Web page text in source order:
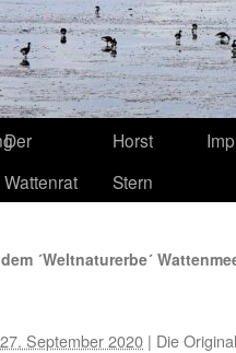
Der
Wattenrat
Horst
Stern
´Weltnaturerbe´
27. September 2020 | Die